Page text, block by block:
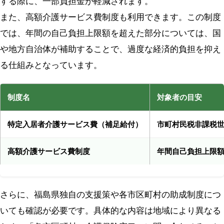
また、高額介護サービス費制度も利用できます。この制度
では、年間の自己負担上限額を超えた部分については、国
や地方自治体が補助することで、過度な経済的負担を抑え
る仕組みとなっています。
制度名 対象者の目安
特定入居者介護サービス費（補足給付） 市町村民税非課税
高額介護サービス費制度 年間自己負担上限
さらに、福島県独自の支援策や各市区町村の助成制度につ
いても確認が必要です。具体的な内容は地域により異なる